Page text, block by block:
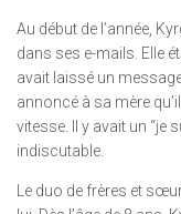
Au début de l’année,
dans ses e-mails. Elle
avait laissé un
annoncé à sa mère
vitesse. Il y avait un “je
indiscutable.
Le duo de frères et